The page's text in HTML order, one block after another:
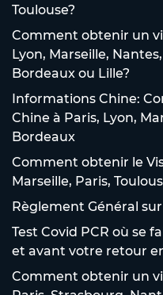
Toulouse?
Comment obtenir un
Lyon, Marseille,
Bordeaux ou Lille?
Informations Chine:
Chine à Paris, Lyon,
Bordeaux
Comment obtenir le
Marseille, Paris,
Règlement Général
Test Covid PCR où se
et avant votre retour
Comment obtenir un